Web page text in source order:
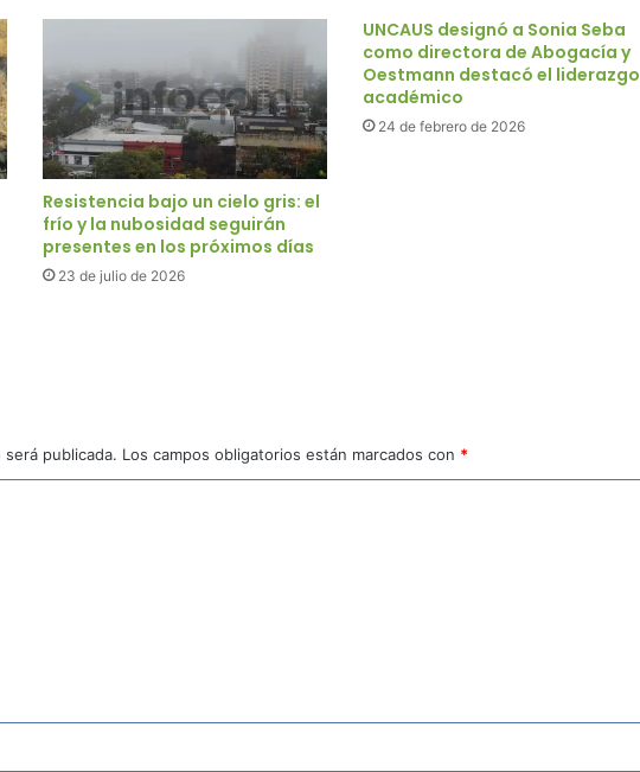
Resistencia bajo un cielo gris: el
frío y la nubosidad seguirán
presentes en los próximos días
23 de julio de 2026
UNCAUS designó a Sonia Seba
como directora de Abogacía y
Oestmann destacó el liderazgo
académico
24 de febrero de 2026
publicada. Los campos obligatorios están marcados con *